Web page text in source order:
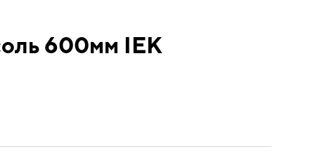
600мм IEK